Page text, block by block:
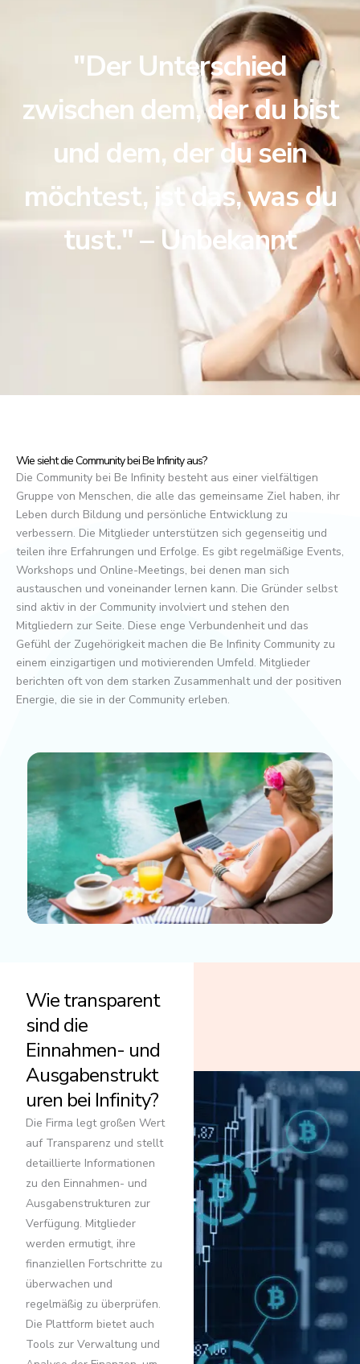
"Der Unterschied
zwischen dem, der du bist
und dem, der du sein
möchtest, ist das, was du
tust." – Unbekannt
Wie sieht die Community bei Be Infinity aus?
Die Community bei Be Infinity besteht aus einer vielfältigen
Gruppe von Menschen, die alle das gemeinsame Ziel haben, ihr
Leben durch Bildung und persönliche Entwicklung zu
verbessern. Die Mitglieder unterstützen sich gegenseitig und
teilen ihre Erfahrungen und Erfolge. Es gibt regelmäßige Events,
Workshops und Online-Meetings, bei denen man sich
austauschen und voneinander lernen kann. Die Gründer selbst
sind aktiv in der Community involviert und stehen den
Mitgliedern zur Seite. Diese enge Verbundenheit und das
Gefühl der Zugehörigkeit machen die Be Infinity Community zu
einem einzigartigen und motivierenden Umfeld. Mitglieder
berichten oft von dem starken Zusammenhalt und der positiven
Energie, die sie in der Community erleben.
Wie transparent
sind die
Einnahmen- und
Ausgabenstrukt
uren bei Infinity?
Die Firma legt großen Wert
auf Transparenz und stellt
detaillierte Informationen
zu den Einnahmen- und
Ausgabenstrukturen zur
Verfügung. Mitglieder
werden ermutigt, ihre
finanziellen Fortschritte zu
überwachen und
regelmäßig zu überprüfen.
Die Plattform bietet auch
Tools zur Verwaltung und